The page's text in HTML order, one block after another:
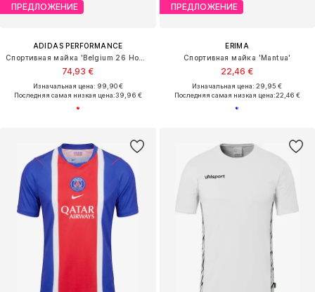
ПРЕДЛОЖЕНИЕ
ADIDAS PERFORMANCE
74,93 €
Изначальная цена: 99,90 €
Последняя самая низкая цена:39,96 €
ПРЕДЛОЖЕНИЕ
ERIMA
Спортивная майка 'Mantua'
22,46 €
Изначальная цена: 29,95 €
Последняя самая низкая цена:22,46 €